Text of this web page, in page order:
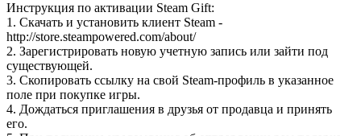
Инструкция по активации Steam Gift:
1. Скачать и установить клиент Steam -
http://store.steampowered.com/about/
2. Зарегистрировать новую учетную запись или зайти под
существующей.
3. Скопировать ссылку на свой Steam-профиль в указанное
поле при покупке игры.
4. Дождаться приглашения в друзья от продавца и принять
его.